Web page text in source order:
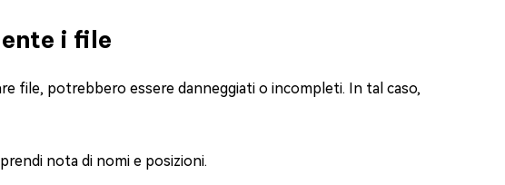
i file
file, potrebbero essere danneggiati o incompleti. In tal caso,
nota di nomi e posizioni.